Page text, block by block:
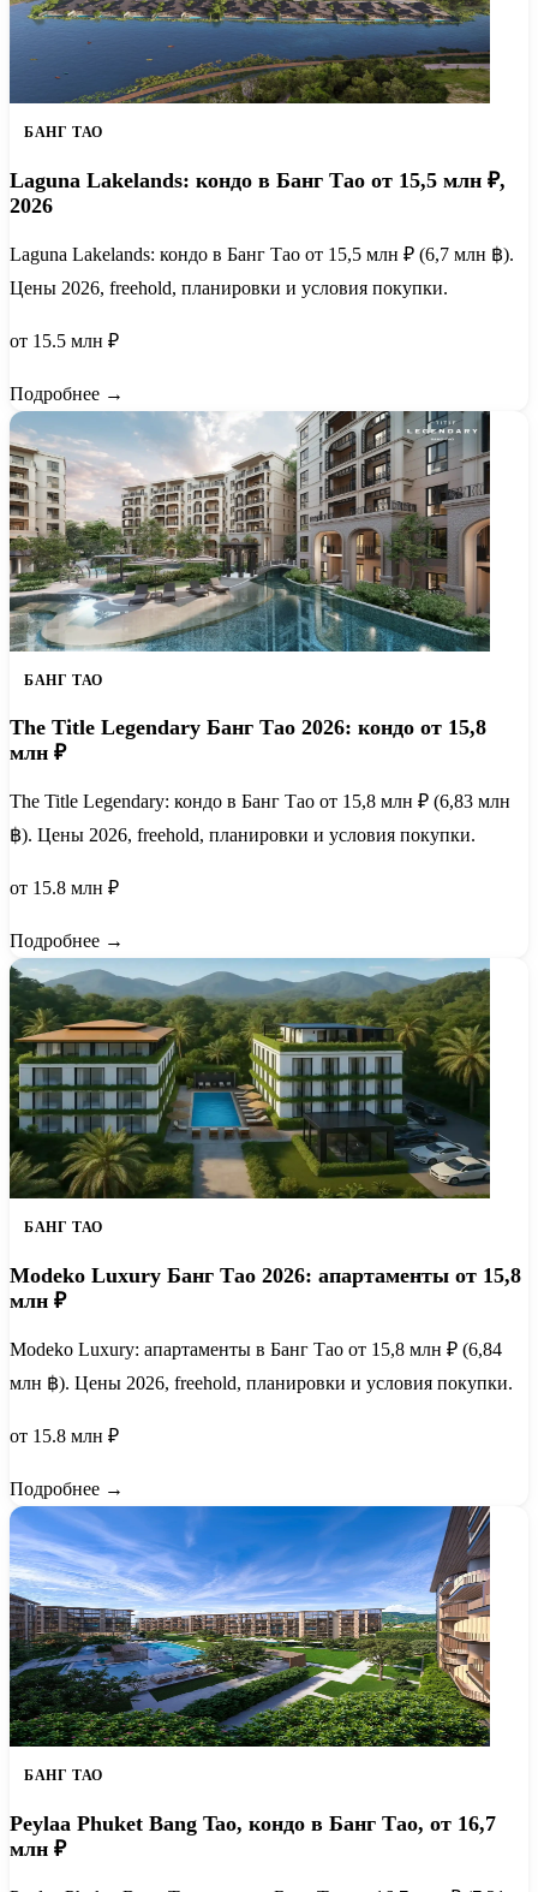
БАНГ ТАО
Laguna Lakelands: кондо в Банг Тао от 15,5 млн ₽,
2026
Laguna Lakelands: кондо в Банг Тао от 15,5 млн ₽ (6,7 млн ฿).
Цены 2026, freehold, планировки и условия покупки.
от 15.5 млн ₽
Подробнее →
БАНГ ТАО
The Title Legendary Банг Тао 2026: кондо от 15,8
млн ₽
The Title Legendary: кондо в Банг Тао от 15,8 млн ₽ (6,83 млн
฿). Цены 2026, freehold, планировки и условия покупки.
от 15.8 млн ₽
Подробнее →
БАНГ ТАО
Modeko Luxury Банг Тао 2026: апартаменты от 15,8
млн ₽
Modeko Luxury: апартаменты в Банг Тао от 15,8 млн ₽ (6,84
млн ฿). Цены 2026, freehold, планировки и условия покупки.
от 15.8 млн ₽
Подробнее →
БАНГ ТАО
Peylaa Phuket Bang Tao, кондо в Банг Тао, от 16,7
млн ₽